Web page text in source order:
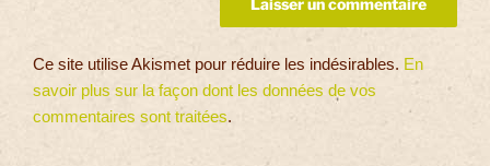
Ce site utilise Akismet pour réduire les indésirables. En
savoir plus sur la façon dont les données de vos
commentaires sont traitées.